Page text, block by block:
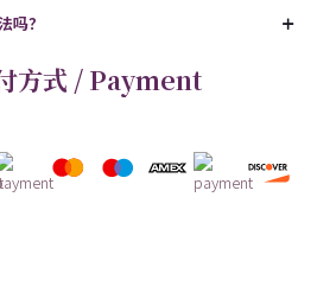
吗？
方式 / Payment